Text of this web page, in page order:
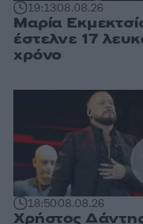
19:1308.08.26
Μαρία
έστελνε 17
χρόνο
18:5008.08.26
Χρήστος